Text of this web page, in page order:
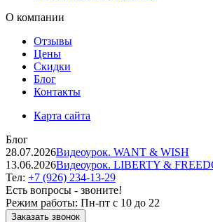
О компании
Отзывы
Цены
Скидки
Блог
Контакты
Карта сайта
Блог
28.07.2026Видеоурок. WANT & WISH
13.06.2026Видеоурок. LIBERTY &
Тел: +7 (926) 234-13-29
Есть вопросы - звоните!
Режим работы: Пн-пт с 10 до 22
Заказать звонок